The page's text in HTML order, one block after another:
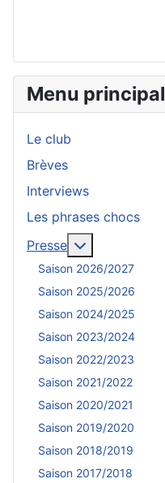
Menu principal
Le club
Brèves
Interviews
Les phrases chocs
Presse
Saison 2026/2027
Saison 2025/2026
Saison 2024/2025
Saison 2023/2024
Saison 2022/2023
Saison 2021/2022
Saison 2020/2021
Saison 2019/2020
Saison 2018/2019
Saison 2017/2018